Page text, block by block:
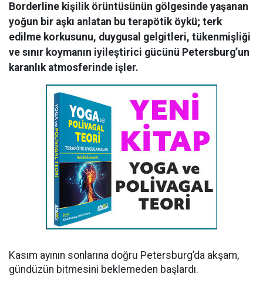
Borderline kişilik örüntüsünün gölgesinde yaşanan
yoğun bir aşkı anlatan bu terapötik öykü; terk
edilme korkusunu, duygusal gelgitleri, tükenmişliği
ve sınır koymanın iyileştirici gücünü Petersburg’un
karanlık atmosferinde işler.
Kasım ayının sonlarına doğru Petersburg’da akşam,
gündüzün bitmesini beklemeden başlardı.